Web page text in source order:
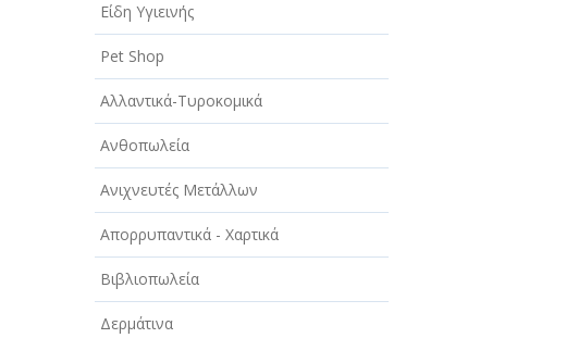
ΔΙΑΦΗΜΙΣΗ - ΜΜΕ
ΕΚΚΛΗΣΙΕΣ - ΦΙΛΑΝΘΡΩΠΙΚΑ
ΣΩΜΑΤΕΙΑ
ΕΚΠΑΙΔΕΥΣΗ - ΣΧΟΛΕΣ
ΕΜΠΟΡΙΟ - ΕΜΠΟΡΙΚΑ
ΚΑΤΑΣΤΗΜΑΤΑ
ΕΡΓΟΣΤΑΣΙΑ - ΒΙΟΜΗΧΑΝΙΕΣ
ΞΕΝΟΔΟΧΕΙΑ - ΤΟΥΡΙΣΜΟΣ
ΟΜΟΡΦΙΑ
Είδη Υγιεινής
Pet Shop
Αλλαντικά-Τυροκομικά
Ανθοπωλεία
Ανιχνευτές Μετάλλων
Απορρυπαντικά - Χαρτικά
Βιβλιοπωλεία
Δερμάτινα